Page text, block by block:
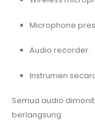
Microphone
Audio recorder.
Instrumen
Semua audio
berlangsung.